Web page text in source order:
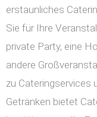
erstaunliches
Sie für Ihre
private Party, eine
andere
zu Cateringservices
Getränken bietet